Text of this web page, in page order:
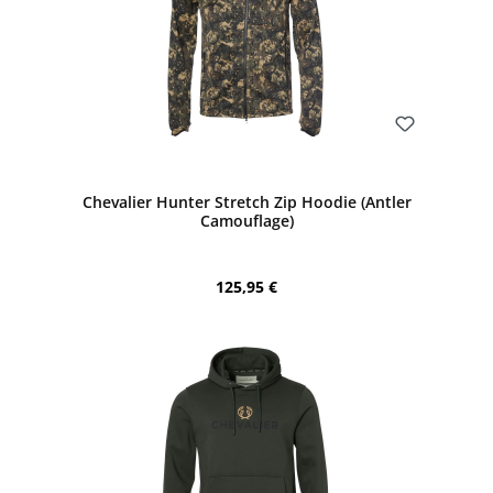
Chevalier Hunter Stretch Zip Hoodie (Antler
Camouflage)
Regulärer Preis:
125,95 €